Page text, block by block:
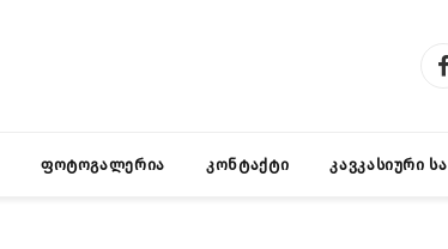
ფოტოგალერია კონტაქტი კავკასიური